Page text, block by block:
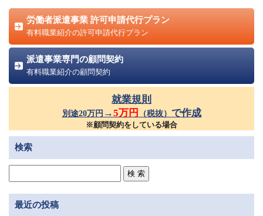
労働者派遣事業 許可申請代行プラン
有料職業紹介の許可申請代行プラン
派遣事業専門の顧問契約
有料職業紹介の顧問契約
就業規則
別途20万円 →5万円 （税抜） で作成
※顧問契約をしている場合
検索
最近の投稿